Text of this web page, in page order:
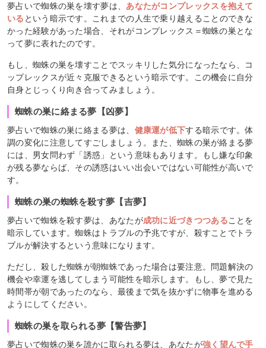
夢占いで蜘蛛の巣を壊す夢は、 あなたがコンプレックスを抱えて
いる という暗示です。これまでの人生で乗り越えることのできな
かった経験があった場合、それがコンプレックス＝蜘蛛の巣とな
って夢に表れたのです。
もし、蜘蛛の巣を壊すことでスッキリした気分になったなら、コ
ップレックスが近々克服できるという暗示です。この機会に自分
自身とじっくり向き合ってみましょう。
蜘蛛の巣に絡まる夢【凶夢】
夢占いで蜘蛛の巣に絡まる夢は、 健康運が低下する暗示です。体
調の変化に注意してすごしましょう。また、蜘蛛の巣が絡まる夢
には、男女問わず「誘惑」という意味もあります。もし嫌な印象
が残る夢ならば、その誘惑はいい出会いではない可能性が高いで
す。
蜘蛛の巣の蜘蛛を殺す夢【吉夢】
夢占いで蜘蛛を殺す夢は、あなたが成功に近づきつつあることを
暗示しています。蜘蛛はトラブルの予兆ですが、殺すことでトラ
ブルが解決するという意味になります。
ただし、殺した蜘蛛が朝蜘蛛であった場合は要注意。問題解決の
機会や幸運を逃してしまう可能性を暗示します。もし、夢で見た
時間帯が朝であったのなら、最後まで気を抜かずに物事を進める
ようにしてください。
蜘蛛の巣を取られる夢【警告夢】
夢占いで蜘蛛の巣を誰かに取られる夢は、あなたが強く望んで手